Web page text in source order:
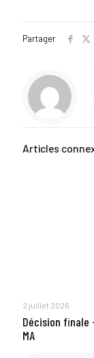
Partager
Articles
2 juillet 2026
Décision finale
MA